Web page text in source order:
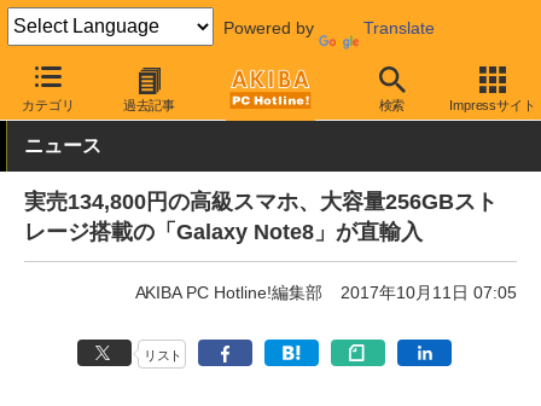
Powered by Translate
カテゴリ 過去記事 検索 Impressサイト
AKIBA PC Hotline! モバイル スマートフォン SIMフリースマー
ニュース
実売134,800円の高級スマホ、大容量256GBスト
レージ搭載の「Galaxy Note8」が直輸入
AKIBA PC Hotline!編集部 2017年10月11日 07:05
リスト